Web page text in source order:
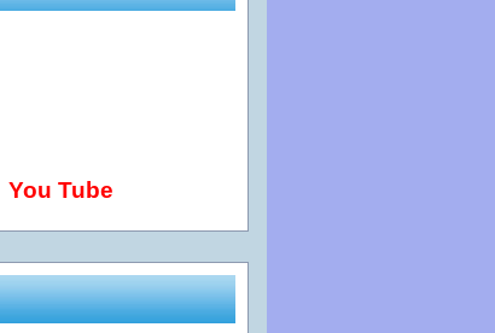
You Tube